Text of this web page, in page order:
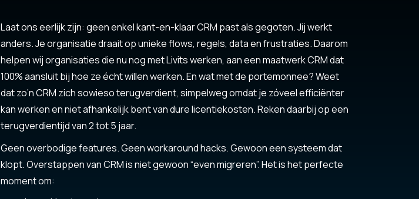
Laat ons eerlijk zijn: geen enkel kant-en-klaar CRM past als gegoten. Jij werkt
anders. Je organisatie draait op unieke flows, regels, data en frustraties. Daarom
helpen wij organisaties die nu nog met Livits werken, aan een maatwerk CRM dat
100% aansluit bij hoe ze écht willen werken. En wat met de portemonnee? Weet
dat zo’n CRM zich sowieso terugverdient, simpelweg omdat je zóveel efficiënter
kan werken en niet afhankelijk bent van dure licentiekosten. Reken daarbij op een
terugverdientijd van 2 tot 5 jaar.
Geen overbodige features. Geen workaround hacks. Gewoon een systeem dat
klopt. Overstappen van CRM is niet gewoon “even migreren”. Het is het perfecte
moment om: